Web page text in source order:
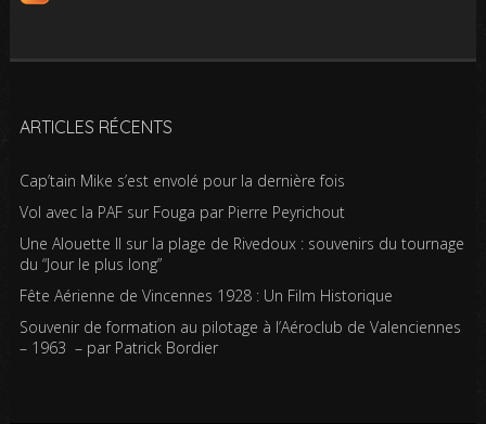
ARTICLES RÉCENTS
Cap’tain Mike s’est envolé pour la dernière fois
Vol avec la PAF sur Fouga par Pierre Peyrichout
Une Alouette II sur la plage de Rivedoux : souvenirs du tournage
du “Jour le plus long”
Fête Aérienne de Vincennes 1928 : Un Film Historique
Souvenir de formation au pilotage à l’Aéroclub de Valenciennes
– 1963 – par Patrick Bordier